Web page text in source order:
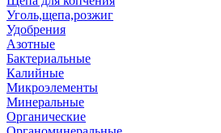
Уголь,щепа,розжиг
Удобрения
Азотные
Бактериальные
Калийные
Микроэлементы
Минеральные
Органические